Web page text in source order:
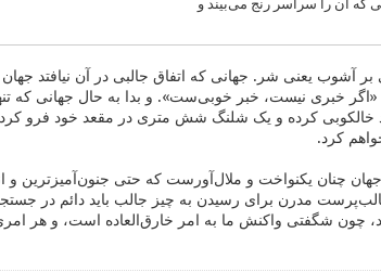
آن را سراسر رنج می‌بیند و
بر آشوب یعنی شر. جهانی که اتفاق جالبی در آن نیافتد
خبری نیست، خبر خوبی‌ست». و بدا به حال جهانی که
کرده و یک شلنگ شش متری در مقعد خود فرو
کرد.
جهان چنان یکنواخت و ملال‌آورست که حتی جنون‌آمیزترین و
مدرن برای رسیدن به چیز جالب باید دائم در
چون شگفتی واکنش ما به امر خارق‌العاده است، و هر